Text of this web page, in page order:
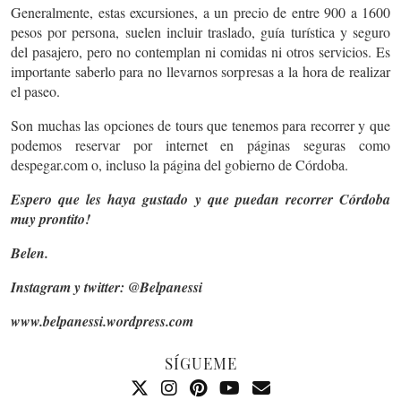
Generalmente, estas excursiones, a un precio de entre 900 a 1600
pesos por persona, suelen incluir traslado, guía turística y seguro
del pasajero, pero no contemplan ni comidas ni otros servicios. Es
importante saberlo para no llevarnos sorpresas a la hora de realizar
el paseo.
Son muchas las opciones de tours que tenemos para recorrer y que
podemos reservar por internet en páginas seguras como
despegar.com o, incluso la página del gobierno de Córdoba.
Espero que les haya gustado y que puedan recorrer Córdoba
muy prontito!
Belen.
Instagram y twitter: @Belpanessi
www.belpanessi.wordpress.com
SÍGUEME